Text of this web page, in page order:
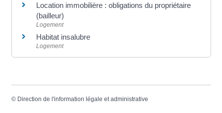
Location immobilière : obligations du propriétaire
(bailleur)
Logement
Habitat insalubre
Logement
© Direction de l'information légale et administrative